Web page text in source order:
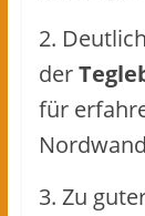
2.
der
für
3. Zu